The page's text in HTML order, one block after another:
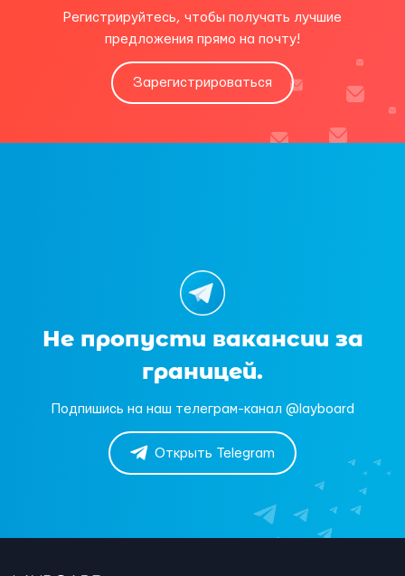
Регистрируйтесь, чтобы получать лучшие
предложения прямо на почту!
Зарегистрироваться
Не пропусти вакансии за
границей.
Подпишись на наш телеграм-канал @layboard
Открыть Telegram